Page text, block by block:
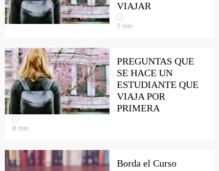
VIAJAR
7 min
PREGUNTAS QUE
SE HACE UN
ESTUDIANTE QUE
VIAJA POR
PRIMERA
8 min
Borda el Curso